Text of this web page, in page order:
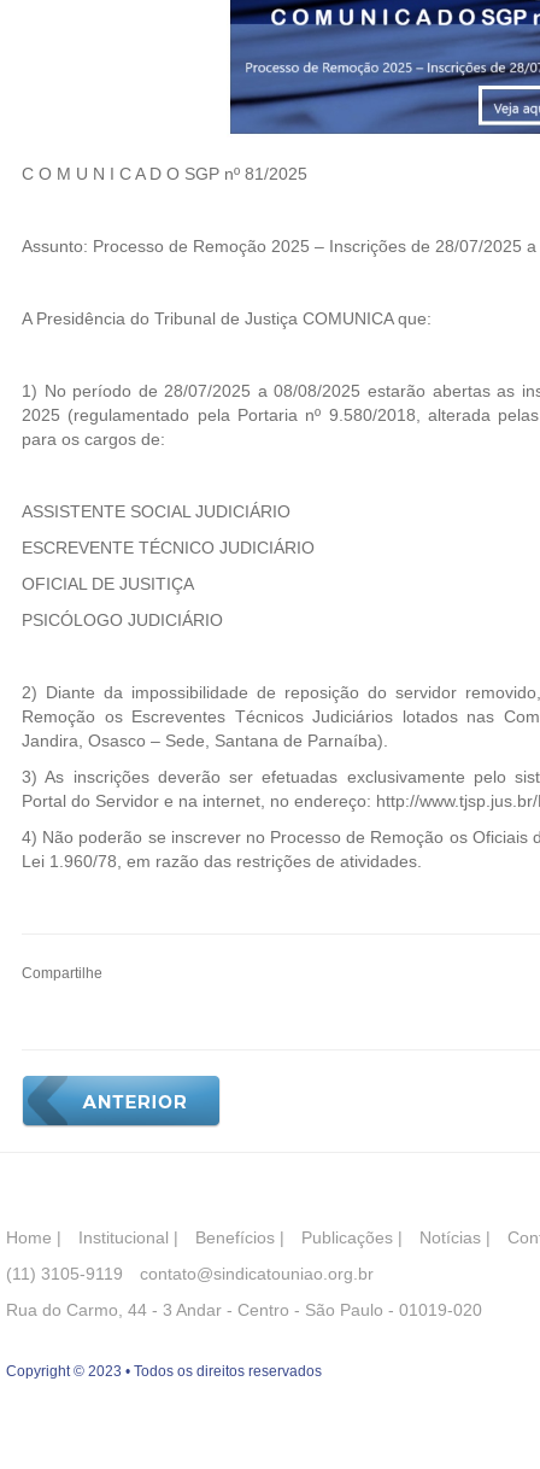
C O M U N I C A D O SGP nº 81/2025
Assunto: Processo de Remoção 2025 – Inscrições de 28/07/2025
A Presidência do Tribunal de Justiça COMUNICA que:
1) No período de 28/07/2025 a 08/08/2025 estarão abertas as
2025 (regulamentado pela Portaria nº 9.580/2018, alterada
para os cargos de:
ASSISTENTE SOCIAL JUDICIÁRIO
ESCREVENTE TÉCNICO JUDICIÁRIO
OFICIAL DE JUSITIÇA
PSICÓLOGO JUDICIÁRIO
2) Diante da impossibilidade de reposição do servidor
Remoção os Escreventes Técnicos Judiciários lotados nas
Jandira, Osasco – Sede, Santana de Parnaíba).
3) As inscrições deverão ser efetuadas exclusivamente pelo
Portal do Servidor e na internet, no endereço: http://
4) Não poderão se inscrever no Processo de Remoção os Oficiais
Lei 1.960/78, em razão das restrições de atividades.
Compartilhe
Home | Institucional | Benefícios | Publicações | Notícias |
(11) 3105-9119
contato@sindicatouniao.org.br
Rua do Carmo, 44 - 3 Andar - Centro - São Paulo - 01019-020
Copyright © 2023 • Todos os direitos reservados